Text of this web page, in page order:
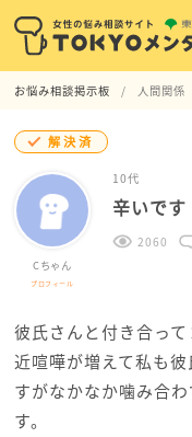
お悩み相談掲示板 人間関係
解決済
Cちゃん
プロフィール
10代
辛いです
2060
彼氏さんと付き合っ
近喧嘩が増えて私も
すがなかなか噛み合
す。